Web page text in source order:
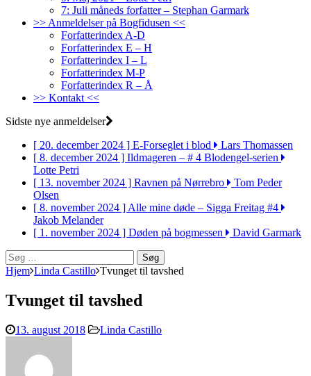
7: Juli måneds forfatter – Stephan Garmark
>> Anmeldelser på Bogfidusen <<
Forfatterindex A-D
Forfatterindex E – H
Forfatterindex I – L
Forfatterindex M-P
Forfatterindex R – Å
>> Kontakt <<
Sidste nye anmeldelser
[ 20. december 2024 ] E-Forseglet i blod
Lars Thomassen
[ 8. december 2024 ] Ildmageren – # 4 Blodengel-serien
Lotte Petri
[ 13. november 2024 ] Ravnen på Nørrebro
Tom Peder
Olsen
[ 8. november 2024 ]Alle mine døde – Sigga Freitag #4
Jakob Melander
[ 1. november 2024 ] Døden på bogmessen
David Garmark
Søg
efter:
Hjem Linda Castillo Tvunget til tavshed
Tvunget til tavshed
13. august 2018 Linda Castillo